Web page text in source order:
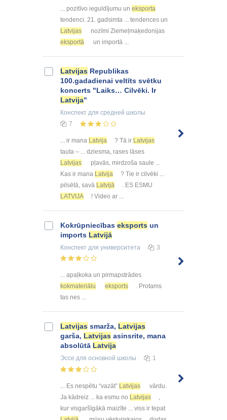
... pozitīvo ieguldījumu un eksporta
tendenci. 21. gadsimta ... tendences un
Latvijas
nozīmi Ziemeļmaķedonijas
eksportā
un importā ...
Latvijas Republikas
100.gadadienai veltīts svētku
koncerts "Laiks… Cilvēki. Ir
Latvija"
Конспект для средней школы
7
... ir mana Latvija ? Tā ir Latvijas
tauta – ... dziesma, rases lāses
Latvijas
pļavās, mirdzoša saule ...
Kas ir mana Latvija
? Tie ir cilvēki ...
pilsētā, savā Latvijā
. ES ESMU
LATVIJA
! Video ar ...
Kokrūpniecības eksports un
imports Latvijā
Конспект для университета 3
... apaļkoka un pirmapstrādes
kokmateriālu
eksports
. Protams
tas nes ...
Latvijas smarža, Latvijas
garša, Latvijas asinsrite, mana
absolūtā Latvija
Эссе для основной школы 1
... Es nespētu “vazāt” Latvijas
vārdu.
Ja kādreiz ... ka esmu no Latvijas
,
kur visgaršīgākā maizīte ... viss ir tepat